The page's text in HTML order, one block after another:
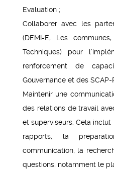
Evaluation ;
Collaborer avec les
(DEMI-E, Les
Techniques) pour
renforcement de
Gouvernance et des SCAP-
Maintenir une
des relations de travail
et superviseurs. Cela
rapports, la
communication, la
questions, notamment le